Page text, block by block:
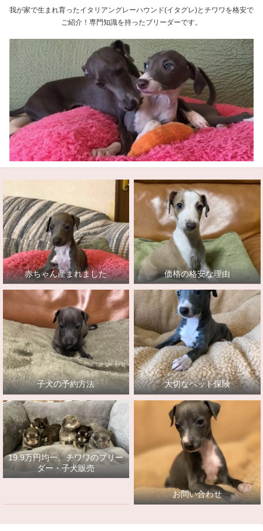
我が家で生まれ育ったイタリアングレーハウンド(イタグレ)とチワワを格安で
ご紹介！専門知識を持ったブリーダーです。
赤ちゃん産まれました 価格の格安な理由
子犬の予約方法 大切なペット保険
19.9万円均一、チワワのブリー
ダー・子犬販売
お問い合わせ